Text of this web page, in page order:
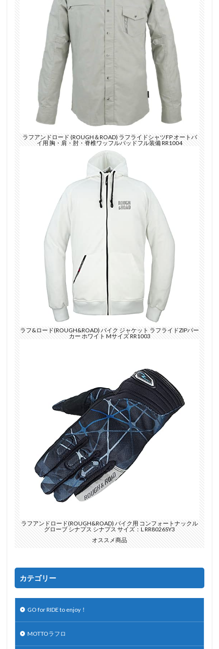
ラフアンドロード (ROUGH＆ROAD) ラフライドシャツFP オートバ
イ用 胸・肩・肘・脊椎ワッフルパッドフル装備 RR1004
ラフ&ロード(ROUGH&ROAD) バイク ジャケット ラフライドZIPパー
カー ホワイト Mサイズ RR1003
ラフアンドロード(ROUGH&ROAD) バイク用 コンフォートナックル
グローブ シナプス シナプス サイズ：L RR8026SY3
オススメ商品
カテゴリー
GO for RIDE to enjoy！
MOTTOラフロ